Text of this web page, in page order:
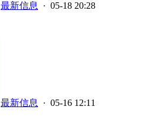
最新信息 · 05-18 20:28
最新信息 · 05-16 12:11